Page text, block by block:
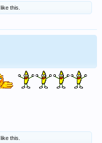
like this.
like this.